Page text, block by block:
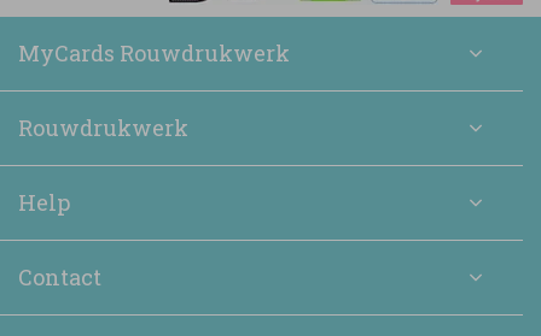
MyCards Rouwdrukwerk
Rouwdrukwerk
Help
Contact